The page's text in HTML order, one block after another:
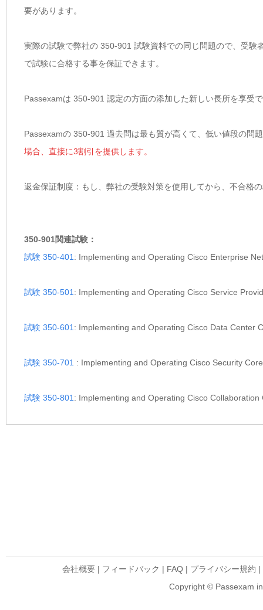
要があります。
実際の試験で弊社の 350-901 試験資料での同じ問題ので、受
で試験に合格する事を保証できます。
Passexamは 350-901 認定の方面の添加した新しい長所を享受
Passexamの 350-901 過去問は最も質が高くて、低い値段の問
場合、直接に3割引を提供します。
返金保証制度：もし、弊社の受験対策を使用してから、不合格
350-901関連試験：
試験 350-401 : Implementing and Operating Cisco Enterprise
試験 350-501 : Implementing and Operating Cisco Service
試験 350-601 : Implementing and Operating Cisco Data Center
試験 350-701 : Implementing and Operating Cisco Security
試験 350-801 : Implementing and Operating Cisco
会社概要 | フィードバック | FAQ | プライバシー規約 |
Copyright © Passexam